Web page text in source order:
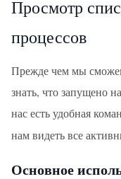
Просмотр
процессов
Прежде чем мы
знать, что запущено
нас есть удобная
нам видеть все
Основное